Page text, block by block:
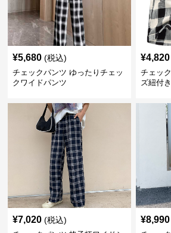
¥5,680 (税込)
チェックパンツ ゆったりチェッ
クワイドパンツ
¥4,820
チェッ
ズ紐付き
¥7,020 (税込) ¥8,990